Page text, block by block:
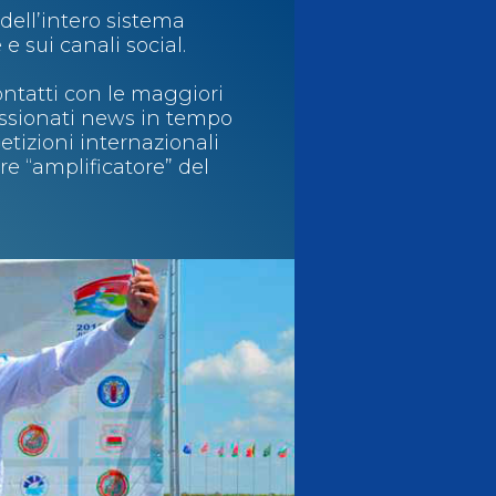
Risultati On Line Tesseramento
Federazione Trasparente
sistema
sui canali social.
con le maggiori
news in tempo
internazionali
“amplificatore” del